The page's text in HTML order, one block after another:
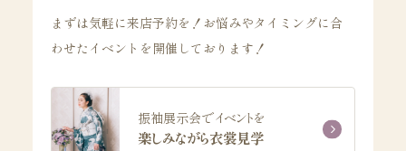
まずは気軽に来店予約を！お悩みやタイミングに合
わせたイベントを開催しております！
振袖展示会でイベントを
楽しみながら衣裳見学